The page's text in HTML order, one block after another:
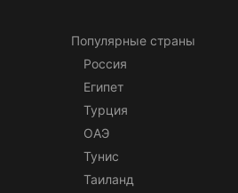
Популярные страны
Россия
Египет
Турция
ОАЭ
Тунис
Таиланд